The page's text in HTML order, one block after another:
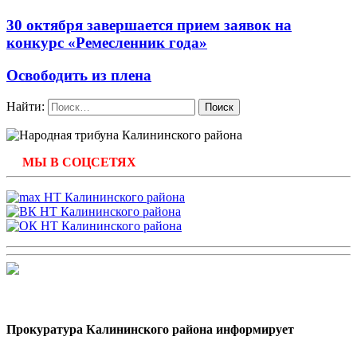
30 октября завершается прием заявок на
конкурс «Ремесленник года»
Освободить из плена
Найти:
МЫ В СОЦСЕТЯХ
Прокуратура Калининского района информирует